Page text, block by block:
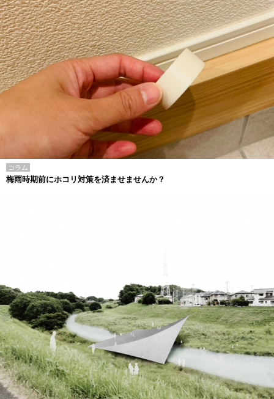
コラム
梅雨時期前にホコリ対策を済ませませんか？